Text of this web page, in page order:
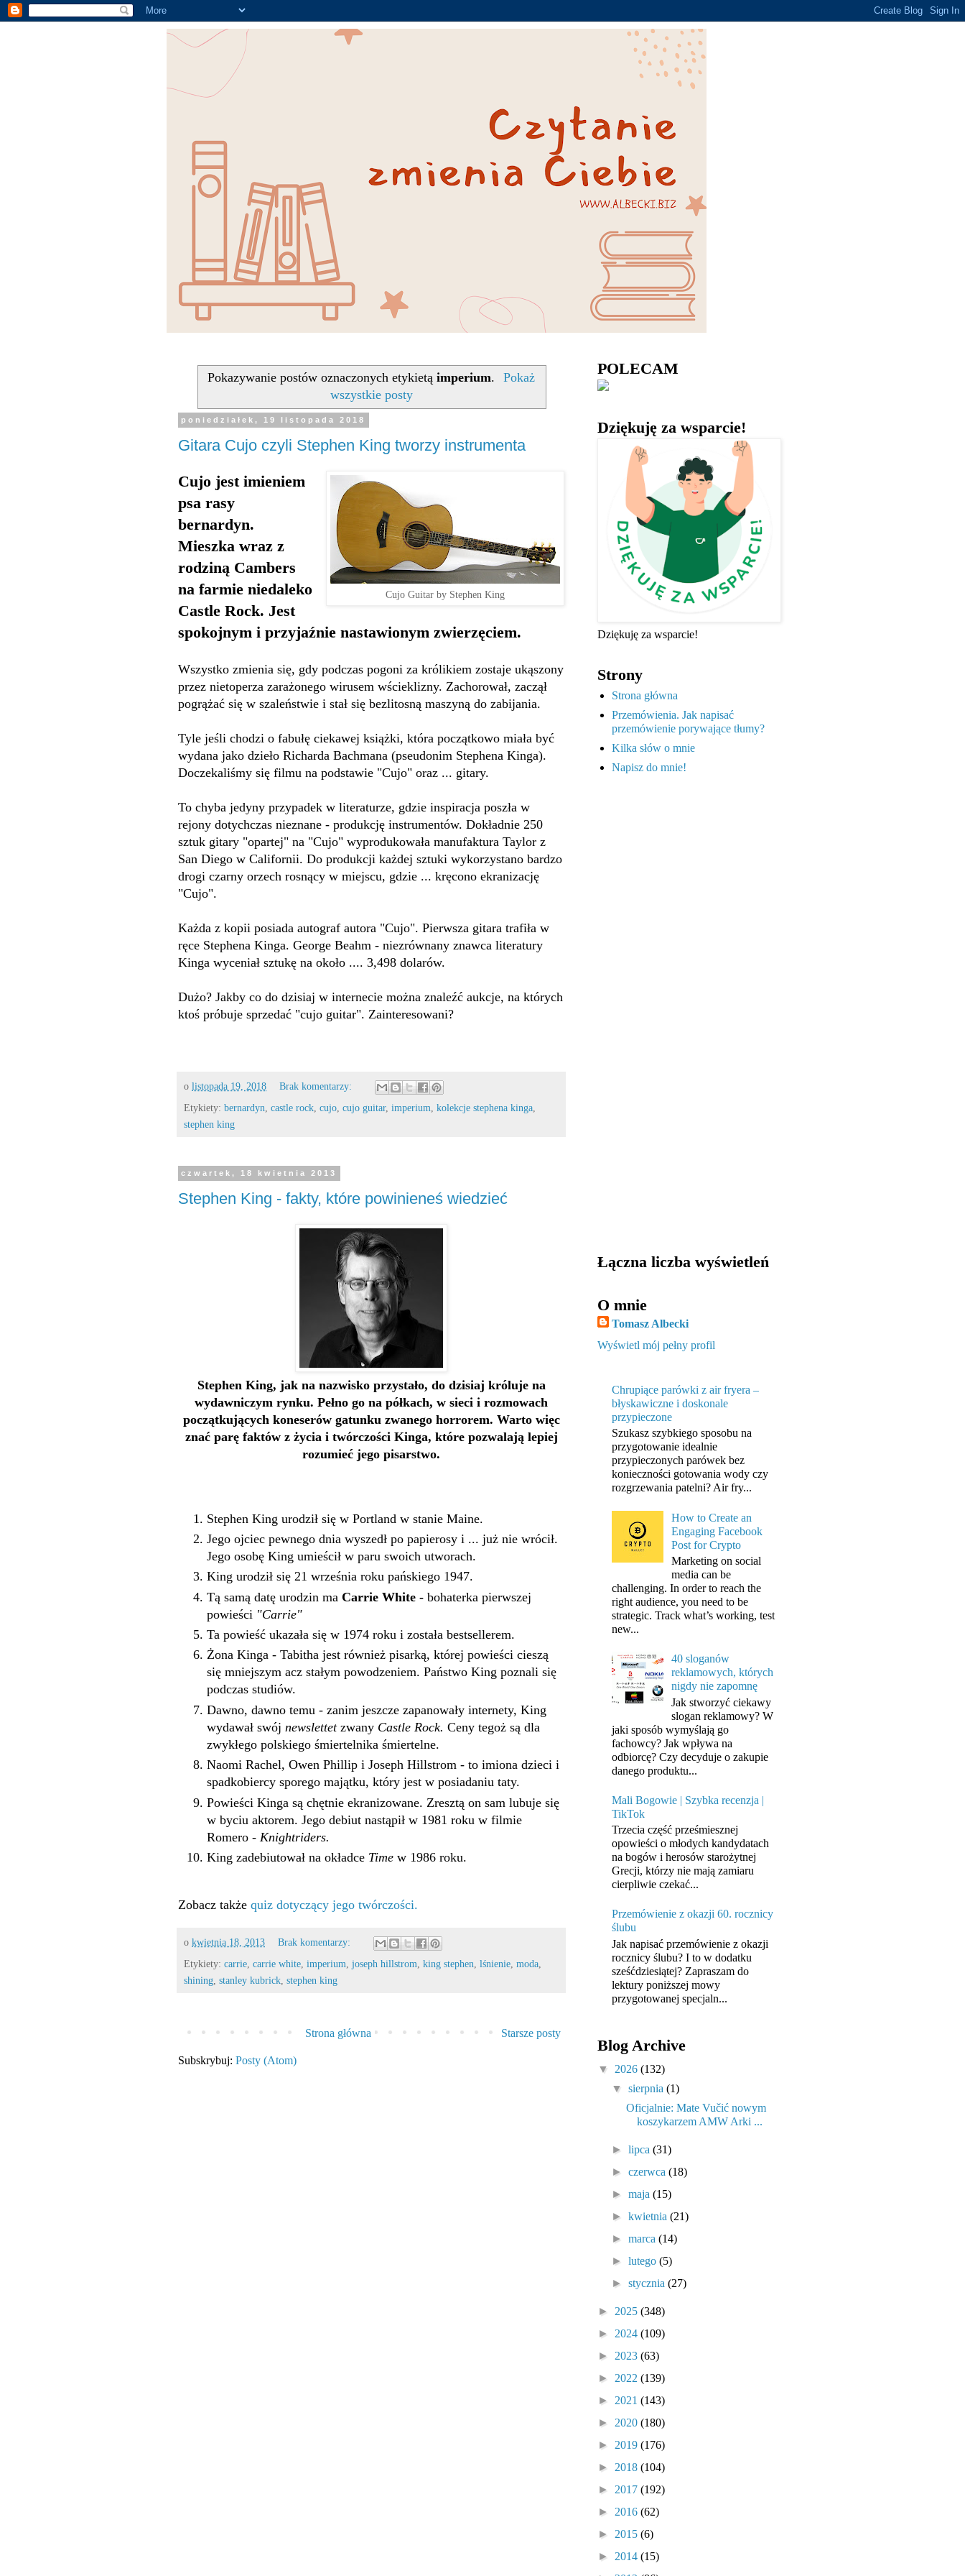
Pokazywanie postów oznaczonych etykietą imperium.
Pokaż
wszystkie posty
poniedziałek, 19 listopada 2018
Gitara Cujo czyli Stephen King tworzy instrumenta
Cujo Guitar by Stephen King
Cujo jest imieniem
psa rasy
bernardyn.
Mieszka wraz z
rodziną Cambers
na farmie niedaleko
Castle Rock. Jest
spokojnym i przyjaźnie nastawionym zwierzęciem.
Wszystko zmienia się, gdy podczas pogoni za królikiem zostaje ukąszony
przez nietoperza zarażonego wirusem wścieklizny. Zachorował, zaczął
pogrążać się w szaleństwie i stał się bezlitosną maszyną do zabijania.
Tyle jeśli chodzi o fabułę ciekawej książki, która początkowo miała być
wydana jako dzieło Richarda Bachmana (pseudonim Stephena Kinga).
Doczekaliśmy się filmu na podstawie "Cujo" oraz ... gitary.
To chyba jedyny przypadek w literaturze, gdzie inspiracja poszła w
rejony dotychczas nieznane - produkcję instrumentów. Dokładnie 250
sztuk gitary "opartej" na "Cujo" wyprodukowała manufaktura Taylor z
San Diego w Californii. Do produkcji każdej sztuki wykorzystano bardzo
drogi czarny orzech rosnący w miejscu, gdzie ... kręcono ekranizację
"Cujo".
Każda z kopii posiada autograf autora "Cujo". Pierwsza gitara trafiła w
ręce Stephena Kinga. George Beahm - niezrównany znawca literatury
Kinga wyceniał sztukę na około .... 3,498 dolarów.
Dużo? Jakby co do dzisiaj w internecie można znaleźć aukcje, na których
ktoś próbuje sprzedać "cujo guitar". Zainteresowani?
o listopada 19, 2018
Brak komentarzy:
Etykiety: bernardyn castle rock cujo cujo guitar, imperium kolekcje stephena kinga
stephen king
czwartek, 18 kwietnia 2013
Stephen King - fakty, które powinieneś wiedzieć
Stephen King, jak na nazwisko przystało, do dzisiaj króluje na
wydawniczym rynku. Pełno go na półkach, w sieci i rozmowach
początkujących koneserów gatunku zwanego horrorem. Warto więc
znać parę faktów z życia i twórczości Kinga, które pozwalają lepiej
rozumieć jego pisarstwo.
Stephen King urodził się w Portland w stanie Maine.
Jego ojciec pewnego dnia wyszedł po papierosy i ... już nie wrócił.
Jego osobę King umieścił w paru swoich utworach.
King urodził się 21 września roku pańskiego 1947.
Tą samą datę urodzin ma Carrie White - bohaterka pierwszej
powieści "Carrie"
Ta powieść ukazała się w 1974 roku i została bestsellerem.
Żona Kinga - Tabitha jest również pisarką, której powieści cieszą
się mniejszym acz stałym powodzeniem. Państwo King poznali się
podczas studiów.
Dawno, dawno temu - zanim jeszcze zapanowały internety, King
wydawał swój newslettet zwany Castle Rock. Ceny tegoż są dla
zwykłego polskiego śmiertelnika śmiertelne.
Naomi Rachel, Owen Phillip i Joseph Hillstrom - to imiona dzieci i
spadkobiercy sporego majątku, który jest w posiadaniu taty.
Powieści Kinga są chętnie ekranizowane. Zresztą on sam lubuje się
w byciu aktorem. Jego debiut nastąpił w 1981 roku w filmie
Romero - Knightriders.
King zadebiutował na okładce Time w 1986 roku.
Zobacz także quiz dotyczący jego twórczości.
o kwietnia 18, 2013
Brak komentarzy:
Etykiety: carrie carrie white imperium joseph hillstrom king stephen lśnienie moda
shining stanley kubrick stephen king
Starsze posty
Strona główna
Subskrybuj: Posty (Atom)
POLECAM
Dziękuję za wsparcie!
Dziękuję za wsparcie!
Strony
Strona główna
Przemówienia. Jak napisać
przemówienie porywające tłumy?
Kilka słów o mnie
Napisz do mnie!
Łączna liczba wyświetleń
O mnie
Tomasz Albecki
Wyświetl mój pełny profil
Chrupiące parówki z air fryera –
błyskawiczne i doskonale
przypieczone
Szukasz szybkiego sposobu na
przygotowanie idealnie
przypieczonych parówek bez
konieczności gotowania wody czy
rozgrzewania patelni? Air fry...
How to Create an
Engaging Facebook
Post for Crypto
Marketing on social
media can be
challenging. In order to reach the
right audience, you need to be
strategic. Track what’s working, test
new...
40 sloganów
reklamowych, których
nigdy nie zapomnę
Jak stworzyć ciekawy
slogan reklamowy? W
jaki sposób wymyślają go
fachowcy? Jak wpływa na
odbiorcę? Czy decyduje o zakupie
danego produktu...
Mali Bogowie | Szybka recenzja |
TikTok
Trzecia część prześmiesznej
opowieści o młodych kandydatach
na bogów i herosów starożytnej
Grecji, którzy nie mają zamiaru
cierpliwie czekać...
Przemówienie z okazji 60. rocznicy
ślubu
Jak napisać przemówienie z okazji
rocznicy ślubu? I to w dodatku
sześćdziesiątej? Zapraszam do
lektury poniższej mowy
przygotowanej specjaln...
Blog Archive
▼ 2026 (132)
▼sierpnia(1)
Oficjalnie: Mate Vučić nowym
koszykarzem AMW Arki ...
►lipca(31)
►czerwca(18)
►maja(15)
►kwietnia(21)
►marca(14)
►lutego(5)
►stycznia(27)
► 2025 (348)
► 2024 (109)
► 2023 (63)
► 2022 (139)
► 2021 (143)
► 2020 (180)
► 2019 (176)
► 2018 (104)
► 2017 (192)
► 2016 (62)
► 2015 (6)
► 2014 (15)